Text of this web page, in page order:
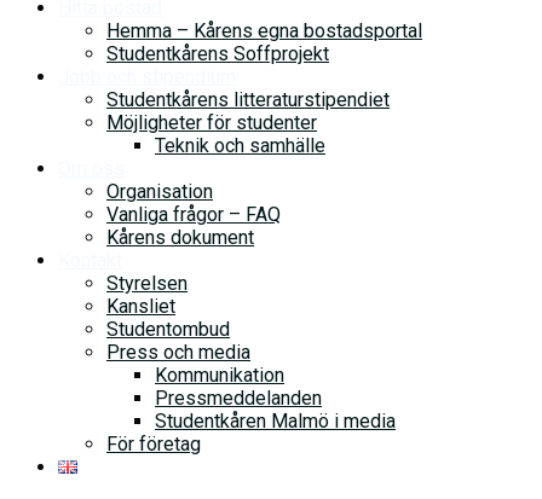
Hemma – Kårens egna bostadsportal
Studentkårens Soffprojekt
Studentkårens litteraturstipendiet
Möjligheter för studenter
Teknik och samhälle
Organisation
Vanliga frågor – FAQ
Kårens dokument
Styrelsen
Kansliet
Studentombud
Press och media
Kommunikation
Pressmeddelanden
Studentkåren Malmö i media
För företag